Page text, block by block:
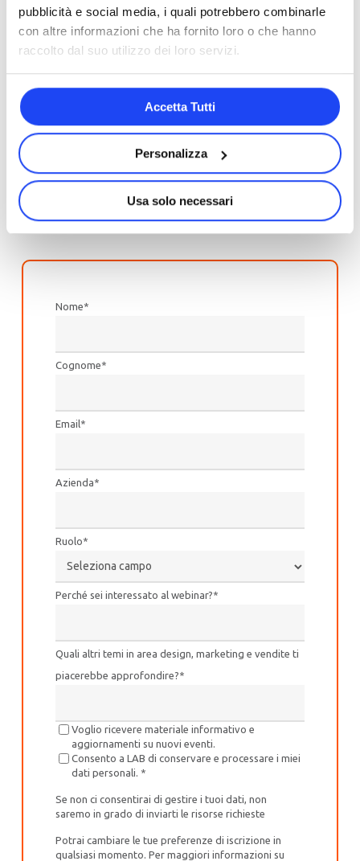
pubblicità e social media, i quali potrebbero combinarle
con altre informazioni che ha fornito loro o che hanno
raccolto dal suo utilizzo dei loro servizi.
Accetta Tutti
Personalizza
Usa solo necessari
webinar “Marketing, Sales
e IA generativa”
didattica e la registrazione del webinar tenuto il 5
dicembre 2023 da Sara Balleroni, Daniel Casarin e
con la moderazione di Serena M. Calabrò.
Nome*
Cognome*
Email*
Azienda*
Ruolo*
Perché sei interessato al webinar?*
Quali altri temi in area design, marketing e vendite ti
piacerebbe approfondire?*
Voglio ricevere materiale informativo e
aggiornamenti su nuovi eventi.
Consento a LAB di conservare e processare i miei
dati personali. *
Se non ci consentirai di gestire i tuoi dati, non
saremo in grado di inviarti le risorse richieste
Potrai cambiare le tue preferenze di iscrizione in
qualsiasi momento. Per maggiori informazioni su